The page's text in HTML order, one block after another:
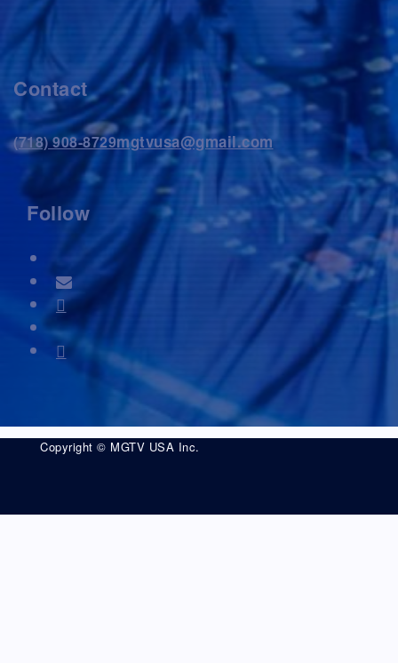
Contact
(718) 908-8729mgtvusa@gmail.com
Follow
Copyright © MGTV USA Inc.